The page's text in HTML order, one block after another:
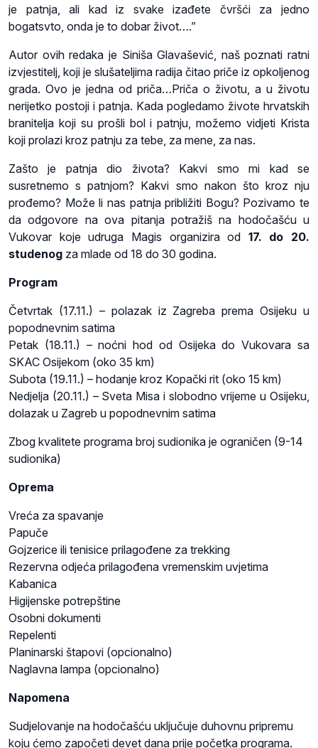
je patnja, ali kad iz svake izađete čvršći za jedno
bogatsvto, onda je to dobar život….”
Autor ovih redaka je Siniša Glavašević, naš poznati ratni
izvjestitelj, koji je slušateljima radija čitao priče iz opkoljenog
grada. Ovo je jedna od priča…Priča o životu, a u životu
nerijetko postoji i patnja. Kada pogledamo živote hrvatskih
branitelja koji su prošli bol i patnju, možemo vidjeti Krista
koji prolazi kroz patnju za tebe, za mene, za nas.
Zašto je patnja dio života? Kakvi smo mi kad se
susretnemo s patnjom? Kakvi smo nakon što kroz nju
prođemo? Može li nas patnja približiti Bogu? Pozivamo te
da odgovore na ova pitanja potražiš na hodočašću u
Vukovar koje udruga Magis organizira od 17. do 20.
studenog za mlade od 18 do 30 godina.
Program
Četvrtak (17.11.) – polazak iz Zagreba prema Osijeku u
popodnevnim satima
Petak (18.11.) – noćni hod od Osijeka do Vukovara sa
SKAC Osijekom (oko 35 km)
Subota (19.11.) – hodanje kroz Kopački rit (oko 15 km)
Nedjelja (20.11.) – Sveta Misa i slobodno vrijeme u Osijeku,
dolazak u Zagreb u popodnevnim satima
Zbog kvalitete programa broj sudionika je ograničen (9-14
sudionika)
Oprema
Vreća za spavanje
Papuče
Gojzerice ili tenisice prilagođene za trekking
Rezervna odjeća prilagođena vremenskim uvjetima
Kabanica
Higijenske potrepštine
Osobni dokumenti
Repelenti
Planinarski štapovi (opcionalno)
Naglavna lampa (opcionalno)
Napomena
Sudjelovanje na hodočašću uključuje duhovnu pripremu
koju ćemo započeti devet dana prije početka programa.